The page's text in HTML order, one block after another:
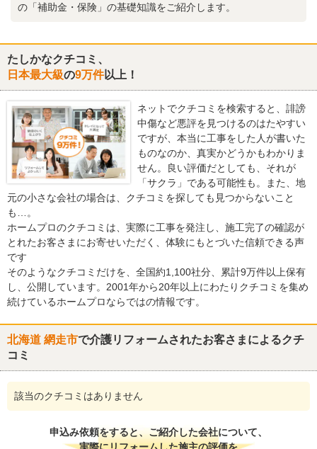
の「補助金・保険」の基礎知識をご紹介します。
たしかなクチコミ、
日本最大級の9万件以上！
ネットでクチコミを検索すると、誹謗
中傷など悪評を見つけるのはたやすい
ですが、本当に工事をした人が書いた
ものなのか、真実かどうかもわかりま
せん。良い評価だとしても、それが
「サクラ」である可能性も。また、地
元の小さな会社の場合は、クチコミを探しても見つからないこと
も…。
ホームプロのクチコミは、実際に工事を発注し、施工完了の確認が
とれたお客さまにお寄せいただく、体験にもとづいた信頼できる声
です
そのようなクチコミだけを、全国約1,100社分、累計9万件以上保有
し、公開しています。2001年から20年以上にわたりクチコミを集め
続けているホームプロならではの情報です。
北海道 網走市で介護リフォームされたお客さまによるクチ
コミ
該当のクチコミはありません
申込み依頼をすると、ご紹介した会社について、